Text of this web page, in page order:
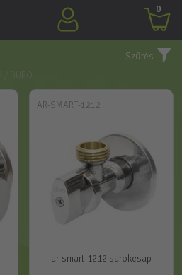
0
Szűrés
AR-SMART-1212
ar-smart-1212 sarokcsap